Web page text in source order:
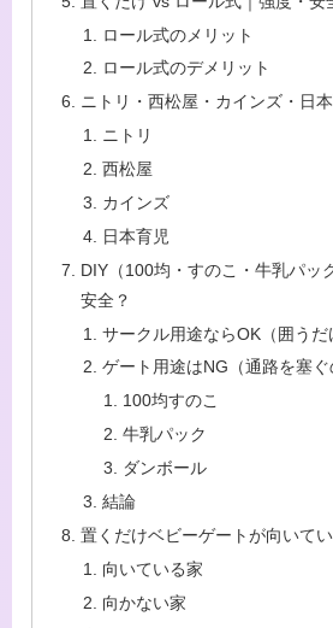
ロール式のメリット
ロール式のデメリット
ニトリ・西松屋・カインズ・日
ニトリ
西松屋
カインズ
日本育児
DIY（100均・すのこ・牛乳パッ
安全？
サークル用途ならOK（囲うだ
ゲート用途はNG（通路を塞ぐ
100均すのこ
牛乳パック
ダンボール
結論
置くだけベビーゲートが向いて
向いている家
向かない家